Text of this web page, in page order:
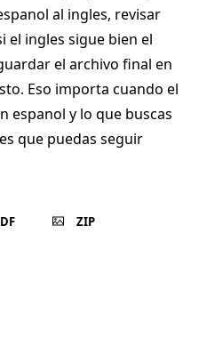
al ingles, revisar
el ingles sigue bien el
el archivo final en
Eso importa cuando el
espanol y lo que buscas
que puedas seguir
ZIP